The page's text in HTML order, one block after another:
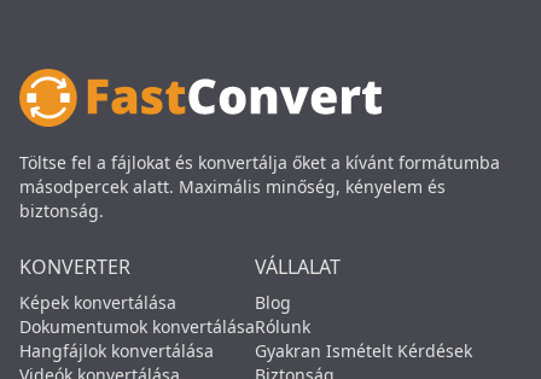
Töltse fel a fájlokat és konvertálja őket a kívánt formátumba
másodpercek alatt. Maximális minőség, kényelem és
biztonság.
KONVERTER
Képek konvertálása
Dokumentumok konvertálása
Hangfájlok konvertálása
VÁLLALAT
Blog
Rólunk
Gyakran Ismételt Kérdések